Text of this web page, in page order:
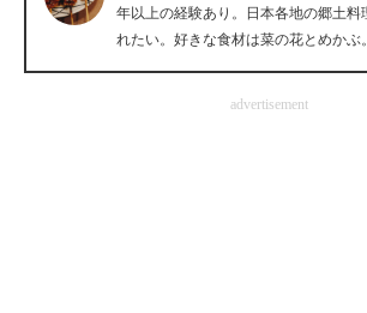
企業向けIT製品の総合サイト
製造業のIT導入・活用を支援
年以上の経験あり。日本各地の郷土料
れたい。好きな食材は菜の花とめかぶ。
advertisement